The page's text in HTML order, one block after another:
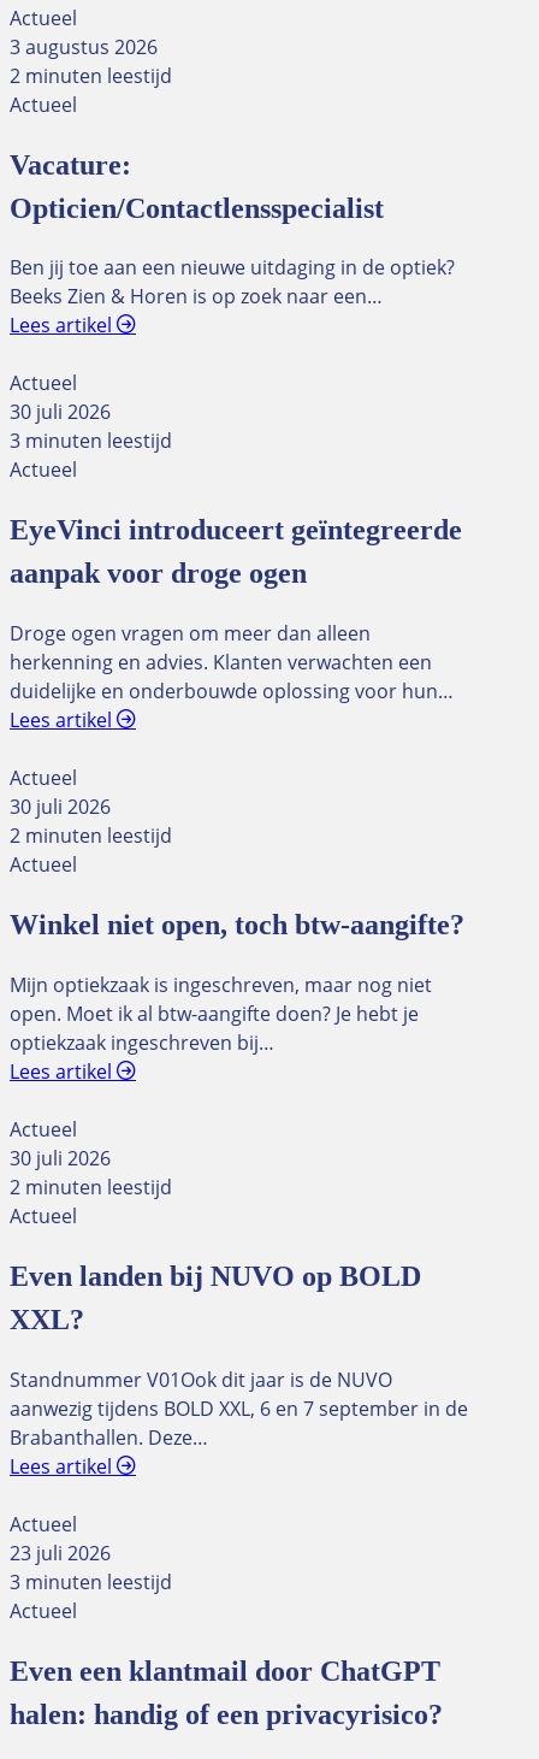
Actueel
3 augustus 2026
2 minuten leestijd
Actueel
Vacature:
Opticien/Contactlensspecialist
Ben jij toe aan een nieuwe uitdaging in de optiek?
Beeks Zien & Horen is op zoek naar een…
Lees artikel
Actueel
30 juli 2026
3 minuten leestijd
Actueel
EyeVinci introduceert geïntegreerde
aanpak voor droge ogen
Droge ogen vragen om meer dan alleen
herkenning en advies. Klanten verwachten een
duidelijke en onderbouwde oplossing voor hun…
Lees artikel
Actueel
30 juli 2026
2 minuten leestijd
Actueel
Winkel niet open, toch btw-aangifte?
Mijn optiekzaak is ingeschreven, maar nog niet
open. Moet ik al btw-aangifte doen? Je hebt je
optiekzaak ingeschreven bij…
Lees artikel
Actueel
30 juli 2026
2 minuten leestijd
Actueel
Even landen bij NUVO op BOLD
XXL?
Standnummer V01Ook dit jaar is de NUVO
aanwezig tijdens BOLD XXL, 6 en 7 september in de
Brabanthallen. Deze…
Lees artikel
Actueel
23 juli 2026
3 minuten leestijd
Actueel
Even een klantmail door ChatGPT
halen: handig of een privacyrisico?